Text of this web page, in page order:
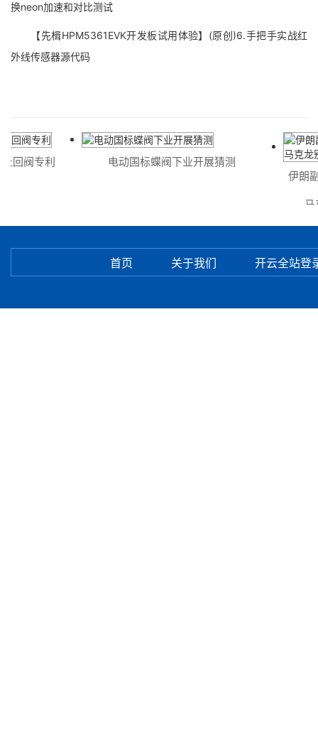
换neon加速和对比测试
【先楫HPM5361EVK开发板试用体验】(原创)6.手把手实战红
外线传感器源代码
专利
电动国标蝶阀下业开展猜测
伊朗副外
马克龙
首页 关于我们 开云全站登